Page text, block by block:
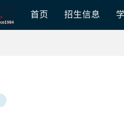
首页 招生信息